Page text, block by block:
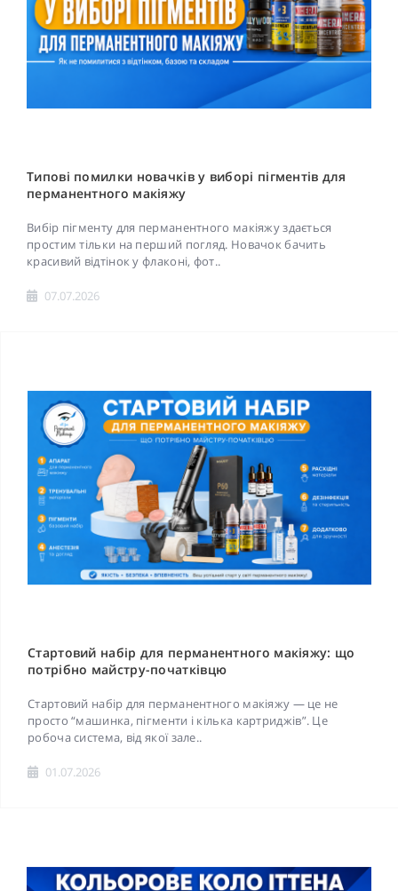
Типові помилки новачків у виборі пігментів для
перманентного макіяжу
Вибір пігменту для перманентного макіяжу здається
простим тільки на перший погляд. Новачок бачить
красивий відтінок у флаконі, фот..
07.07.2026
Стартовий набір для перманентного макіяжу: що
потрібно майстру-початківцю
Стартовий набір для перманентного макіяжу — це не
просто “машинка, пігменти і кілька картриджів”. Це
робоча система, від якої зале..
01.07.2026